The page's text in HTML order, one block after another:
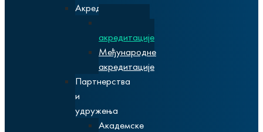
Акредитације
акредитације
Међународне
акредитације
Партнерства
и
удружења
Академске